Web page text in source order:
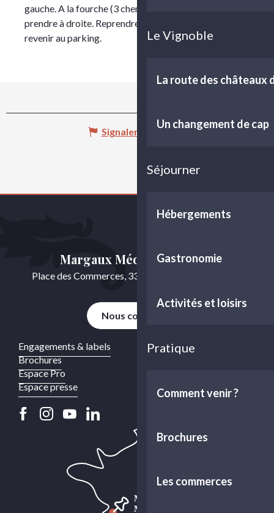
Le Vignoble
La route des châteaux
Un changement de cap
Séjourner
Hébergements
Gastronomie
Activités et loisirs
Pratique
Comment venir ?
Brochures
Les commerces
gauche. A la fourche (3 chemins), laisser la piste 54 et
prendre à droite. Reprendre l’allée goudronnée et
revenir au parking.
Signaler une erreur
Engagements & labels
Brochures
Espace Pro
Espace presse
Margaux Médoc Tourisme
Place des Commerces, 33460 Cussac-Fort-Médoc
Nous contacter